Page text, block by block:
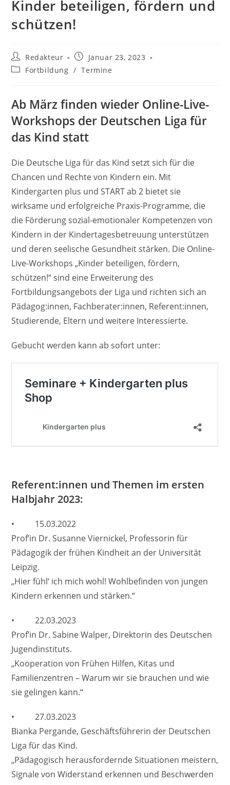
Kinder beteiligen, fördern und
schützen!
Beitrags-
Autor:
Redakteur
Beitrag
veröffentlicht:
Januar 23, 2023
Beitrags-
Fortbildung / Termine
Ab März finden wieder Online-Live-
Workshops der Deutschen Liga für
das Kind statt
Die Deutsche Liga für das Kind setzt sich für die
Chancen und Rechte von Kindern ein. Mit
Kindergarten plus und START ab 2 bietet sie
wirksame und erfolgreiche Praxis-Programme, die
die Förderung sozial-emotionaler Kompetenzen von
Kindern in der Kindertagesbetreuung unterstützen
und deren seelische Gesundheit stärken. Die Online-
Live-Workshops „Kinder beteiligen, fördern,
schützen!“ sind eine Erweiterung des
Fortbildungsangebots der Liga und richten sich an
Pädagog:innen, Fachberater:innen, Referent:innen,
Studierende, Eltern und weitere Interessierte.
Gebucht werden kann ab sofort unter:
Referent:innen und Themen im ersten
Halbjahr 2023:
• 15.03.2022
Prof’in Dr. Susanne Viernickel, Professorin für
Pädagogik der frühen Kindheit an der Universität
Leipzig.
„Hier fühl‘ ich mich wohl! Wohlbefinden von jungen
Kindern erkennen und stärken.“
• 22.03.2023
Prof’in Dr. Sabine Walper, Direktorin des Deutschen
Jugendinstituts.
„Kooperation von Frühen Hilfen, Kitas und
Familienzentren – Warum wir sie brauchen und wie
sie gelingen kann.“
• 27.03.2023
Bianka Pergande, Geschäftsführerin der Deutschen
Liga für das Kind.
„Pädagogisch herausfordernde Situationen meistern,
Signale von Widerstand erkennen und Beschwerden